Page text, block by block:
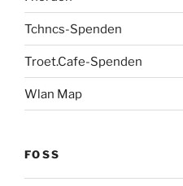
Tchncs-Spenden
Troet.Cafe-Spenden
Wlan Map
FOSS